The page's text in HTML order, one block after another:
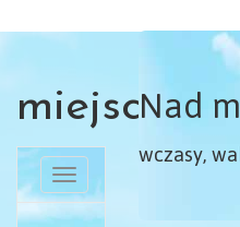
Toggle
navigation
Nad
wczasy,